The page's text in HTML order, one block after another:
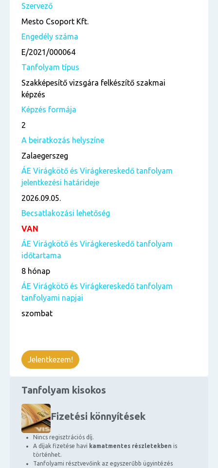
Tanfolyam kisokos
Fizetési könnyítések
Nincs regisztrációs díj.
A díjak fizetése havi kamatmentes részletekben is
történhet.
Tanfolyami résztvevőink az egyszerűbb ügyintézés
Szervező
Mesto Csoport Kft.
Engedély száma
E/2021/000064
Tanfolyam típus
Szakképesítő vizsgára felkészítő szakmai
képzés
Képzés formája
2
A beiratkozás helyszíne
Zalaegerszeg
ÁE Virágkötő és Virágkereskedő tanfolyam
jelentkezési határideje
2026.09.05.
Becsatlakozási lehetőség
VAN
ÁE Virágkötő és Virágkereskedő tanfolyam
időtartama
8 hónap
ÁE Virágkötő és Virágkereskedő tanfolyam
tanfolyami napjai
szombat
Jelentkezem!